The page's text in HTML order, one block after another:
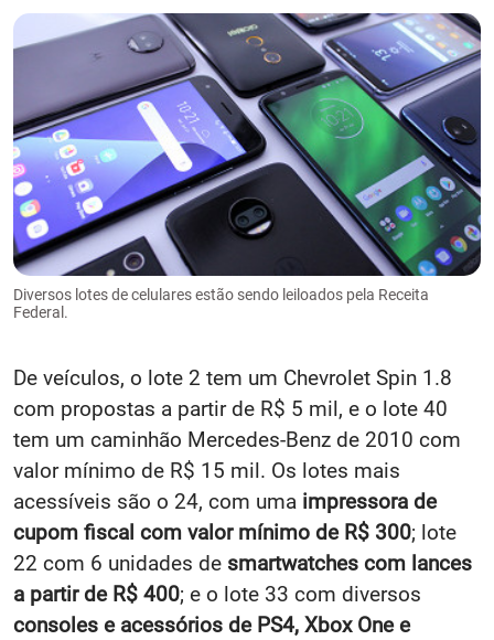
Diversos lotes de celulares estão sendo leiloados pela Receita
Federal.
De veículos, o lote 2 tem um Chevrolet Spin 1.8
com propostas a partir de R$ 5 mil, e o lote 40
tem um caminhão Mercedes-Benz de 2010 com
valor mínimo de R$ 15 mil. Os lotes mais
acessíveis são o 24, com uma impressora de
cupom fiscal com valor mínimo de R$ 300; lote
22 com 6 unidades de smartwatches com lances
a partir de R$ 400; e o lote 33 com diversos
consoles e acessórios de PS4, Xbox One e